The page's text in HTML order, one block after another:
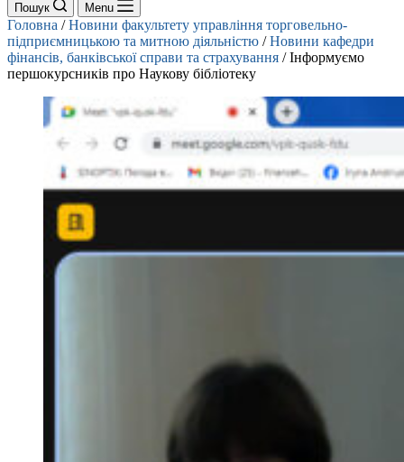
Пошук Menu
Головна /Новини факультету управління торговельно-
підприємницькою та митною діяльністю /Новини кафедри
фінансів, банківської справи та страхування /Інформуємо
першокурсників про Наукову бібліотеку